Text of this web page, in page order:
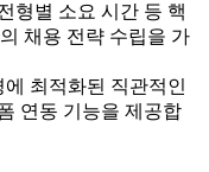
형별 소요 시간 등 핵
채용 전략 수립을 가
최적화된 직관적인
연동 기능을 제공합